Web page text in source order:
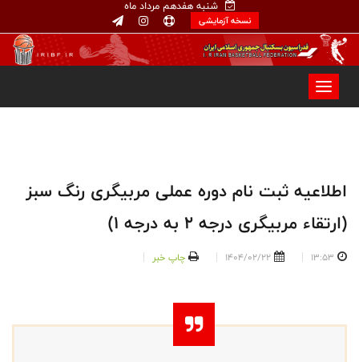
شنبه هفدهم مرداد ماه
نسخه آزمایشی
اطلاعیه ثبت نام دوره عملی مربیگری رنگ سبز
(ارتقاء مربیگری درجه ۲ به درجه ۱)
13:53
1404/02/22 چاپ خبر